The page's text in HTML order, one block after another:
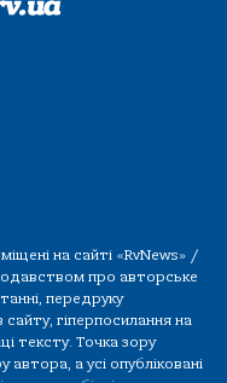
на сайті «RvNews» /
про авторське
передруку
гіперпосилання на
тексту. Точка зору
а усі опубліковані